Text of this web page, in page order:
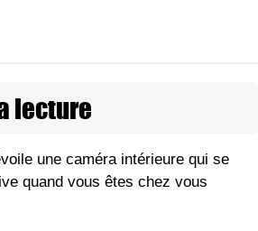
lecture
une caméra intérieure qui se
quand vous êtes chez vous